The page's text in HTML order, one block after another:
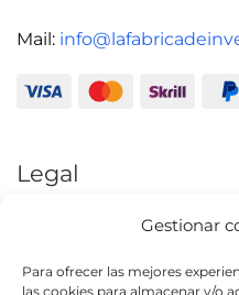
Gestionar
Para ofrecer las mejores
las cookies para almacenar y/o
Mail:
Legal
Política de Privacidad